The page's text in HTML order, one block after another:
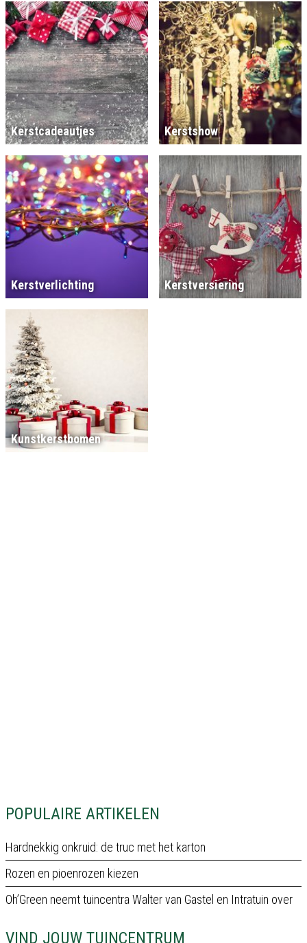
POPULAIRE ARTIKELEN
Hardnekkig onkruid: de truc met het karton
Rozen en pioenrozen kiezen
Oh’Green neemt tuincentra Walter van Gastel en Intratuin over
VIND JOUW TUINCENTRUM
Kerstcadeautjes Kerstshow
Kerstverlichting Kerstversiering
Kunstkerstbomen